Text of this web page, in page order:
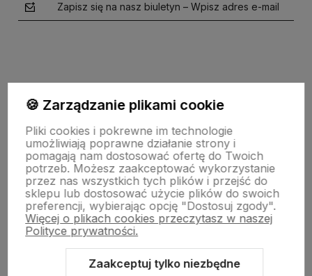
Zapisz się na nasz biuletyn – Wpisz adres e-mail
polityce prywatności
SKLEPOWY NIEZBĘDNIK
BAZA WIEDZY
🍪 Zarządzanie plikami cookie
Pliki cookies i pokrewne im technologie
umożliwiają poprawne działanie strony i
pomagają nam dostosować ofertę do Twoich
potrzeb. Możesz zaakceptować wykorzystanie
przez nas wszystkich tych plików i przejść do
sklepu lub dostosować użycie plików do swoich
preferencji, wybierając opcję "Dostosuj zgody".
Więcej o plikach cookies przeczytasz w naszej
Polityce prywatności.
Zaakceptuj tylko niezbędne